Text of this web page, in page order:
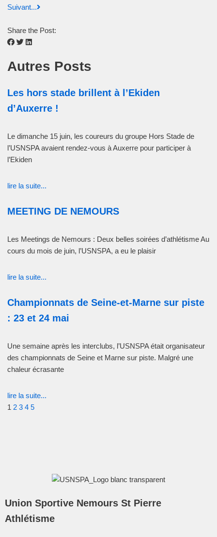
Suivant...
Share the Post:
Autres Posts
Les hors stade brillent à l’Ekiden
d’Auxerre !
Le dimanche 15 juin, les coureurs du groupe Hors Stade de
l’USNSPA avaient rendez-vous à Auxerre pour participer à
l’Ekiden
lire la suite...
MEETING DE NEMOURS
Les Meetings de Nemours : Deux belles soirées d’athlétisme Au
cours du mois de juin, l’USNSPA, a eu le plaisir
lire la suite...
Championnats de Seine-et-Marne sur piste
: 23 et 24 mai
Une semaine après les interclubs, l’USNSPA était organisateur
des championnats de Seine et Marne sur piste. Malgré une
chaleur écrasante
lire la suite...
1 2 3 4 5
Union Sportive Nemours St Pierre
Athlétisme